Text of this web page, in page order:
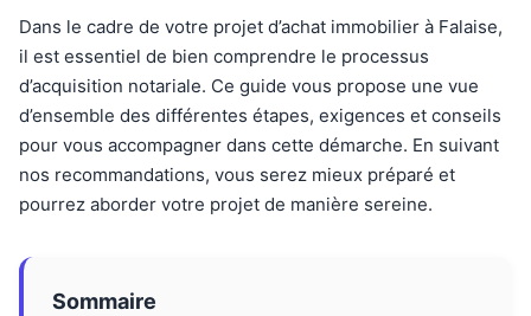
Dans le cadre de votre projet d’achat immobilier à Falaise,
il est essentiel de bien comprendre le processus
d’acquisition notariale. Ce guide vous propose une vue
d’ensemble des différentes étapes, exigences et conseils
pour vous accompagner dans cette démarche. En suivant
nos recommandations, vous serez mieux préparé et
pourrez aborder votre projet de manière sereine.
Sommaire